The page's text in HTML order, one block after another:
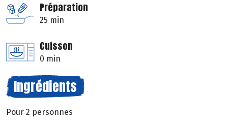
Préparation
25 min
Cuisson
0 min
Ingrédients
Pour 2 personnes